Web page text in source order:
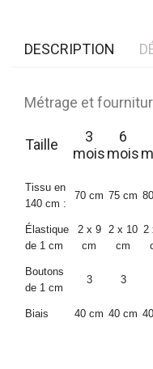
DESCRIPTION
Métrage et
Taille
3
mois
6
mois
Tissu en
140 cm :
70 cm 75 cm
Élastique
de 1 cm
2 x 9
cm
2 x 10
cm
2
Boutons
de 1 cm
3 3
Biais 40 cm 40 cm